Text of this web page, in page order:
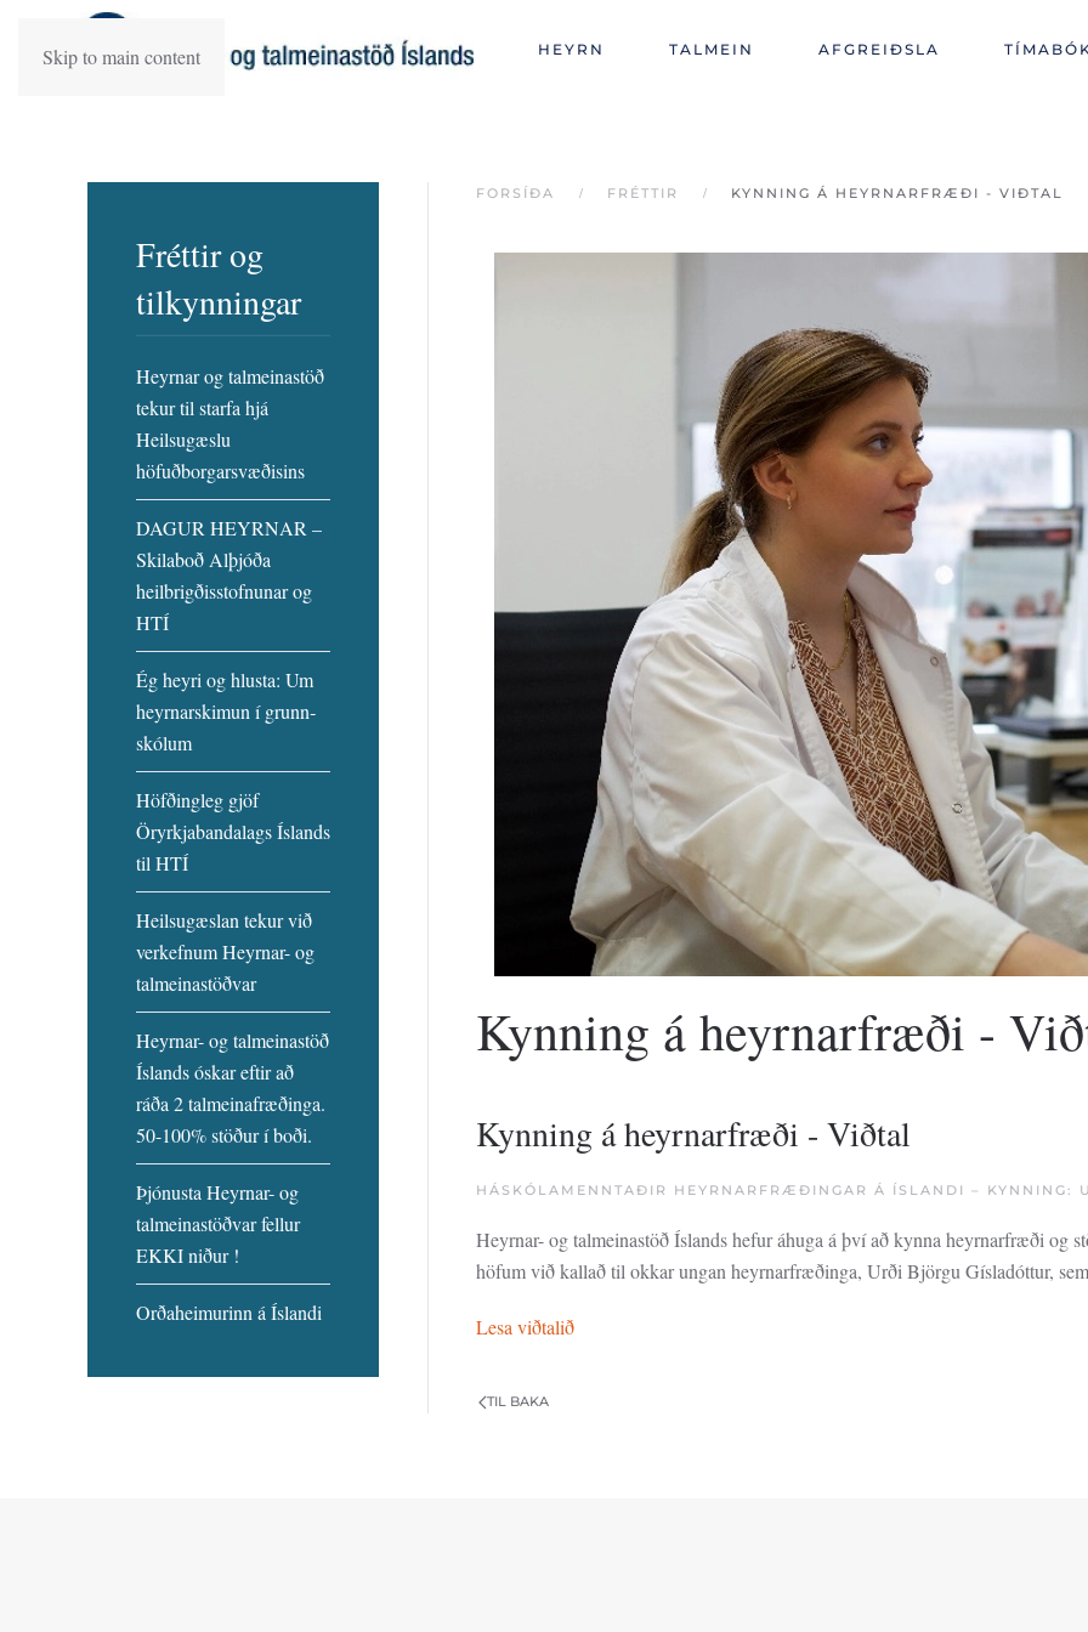
Skip to main content HEYRN TALMEIN AFGREIÐSLA
FORSÍÐA FRÉTTIR KYNNING Á HEYRNARFRÆÐI - VIÐTAL
Kynning á heyrnarfræði -
Kynning á heyrnarfræði - Viðtal
HÁSKÓLAMENNTAÐIR HEYRNARFRÆÐINGAR Á ÍSLANDI – KYNNING:
Heyrnar- og talmeinastöð Íslands hefur áhuga á því að kynna heyrnarfræði og
höfum við kallað til okkar ungan heyrnarfræðinga, Urði Björgu Gísladóttur,
Lesa viðtalið
TIL BAKA
Fréttir og
tilkynningar
Heyrnar og talmeinastöð
tekur til starfa hjá
Heilsugæslu
höfuðborgarsvæðisins
DAGUR HEYRNAR –
Skilaboð Alþjóða
heilbrigðisstofnunar og
HTÍ
Ég heyri og hlusta: Um
heyrnarskimun í grunn­
skólum
Höfðingleg gjöf
Öryrkjabandalags Íslands
til HTÍ
Heilsu­gæslan tekur við
verk­efnum Heyrnar- og
tal­meinastöðvar
Heyrnar- og talmeinastöð
Íslands óskar eftir að
ráða 2 talmeinafræðinga.
50-100% stöður í boði.
Þjónusta Heyrnar- og
talmeinastöðvar fellur
EKKI niður !
Orðaheimurinn á Íslandi